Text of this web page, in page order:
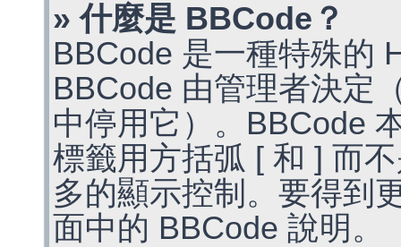
» 什麼是 BBCode？
BBCode 是一種特殊的
BBCode 由管理者決定
中停用它）。BBCode
標籤用方括弧 [ 和 ] 而
多的顯示控制。要得到
面中的 BBCode 說明。